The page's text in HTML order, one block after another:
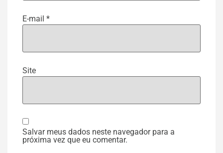
E-mail *
Site
Salvar meus dados neste navegador para a
próxima vez que eu comentar.